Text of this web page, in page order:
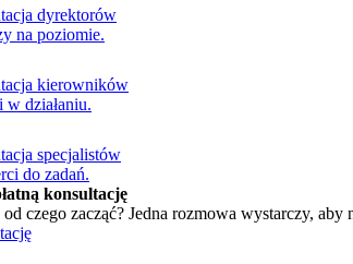
dyrektorów
na poziomie.
kierowników
w działaniu.
specjalistów
do zadań.
konsultację
czego zacząć? Jedna rozmowa wystarczy,